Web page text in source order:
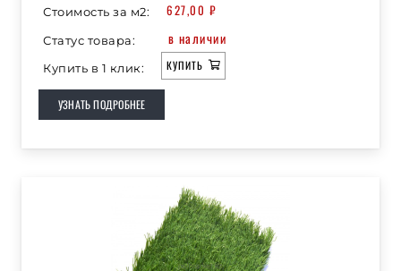
Стоимость за м2: 627,00 ₽
Статус товара: в наличии
Купить в 1 клик: КУПИТЬ
УЗНАТЬ ПОДРОБНЕЕ